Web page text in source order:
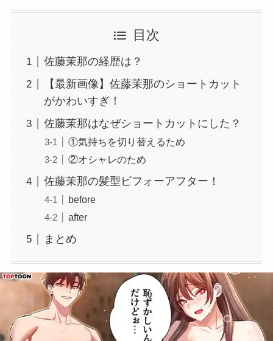
目次
佐藤茉那の経歴は？
【最新画像】佐藤茉那のショートカット
がかわいすぎ！
佐藤茉那はなぜショートカットにした？
①気持ちを切り替えるため
②オシャレのため
佐藤茉那の髪型ビフォーアフター！
before
after
まとめ